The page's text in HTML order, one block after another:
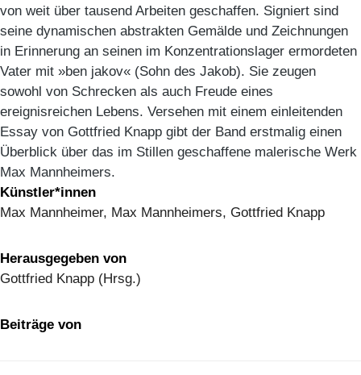
von weit über tausend Arbeiten geschaffen. Signiert sind
seine dynamischen abstrakten Gemälde und Zeichnungen
in Erinnerung an seinen im Konzentrationslager ermordeten
Vater mit »ben jakov« (Sohn des Jakob). Sie zeugen
sowohl von Schrecken als auch Freude eines
ereignisreichen Lebens. Versehen mit einem einleitenden
Essay von Gottfried Knapp gibt der Band erstmalig einen
Überblick über das im Stillen geschaffene malerische Werk
Max Mannheimers.
Künstler*innen
Max Mannheimer, Max Mannheimers, Gottfried Knapp
Herausgegeben von
Gottfried Knapp (Hrsg.)
Beiträge von